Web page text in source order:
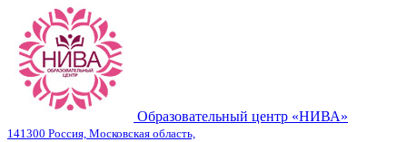
Образовательный центр «НИВА»
141300 Россия, Московская область,